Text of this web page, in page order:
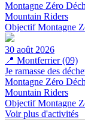
Montagne Zéro
Mountain Riders
Objectif Montagne
30 août 2026
📍 Montferrier (09)
Je ramasse des
Montagne Zéro
Mountain Riders
Objectif Montagne
Voir plus d'activités